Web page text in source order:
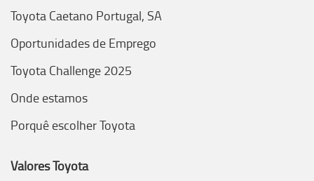
Toyota Caetano Portugal, SA
Oportunidades de Emprego
Toyota Challenge 2025
Onde estamos
Porquê escolher Toyota
Valores Toyota